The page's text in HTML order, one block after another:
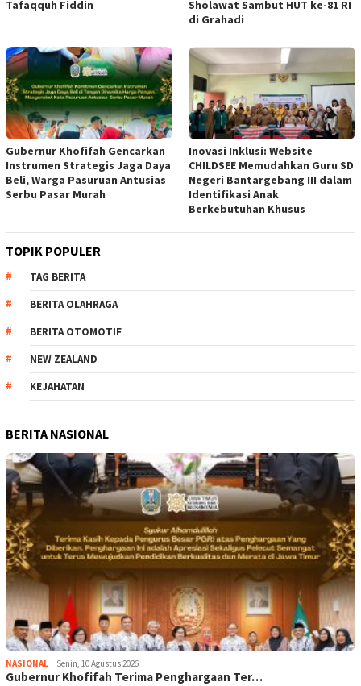
Tafaqquh Fiddin
Sholawat Sambut HUT ke-81 RI
di Grahadi
Gubernur Khofifah Gencarkan
Instrumen Strategis Jaga Daya
Beli, Warga Pasuruan Antusias
Serbu Pasar Murah
Inovasi Inklusi: Website
CHILDSEE Memudahkan Guru SD
Negeri Bantargebang III dalam
Identifikasi Anak
Berkebutuhan Khusus
TOPIK POPULER
TAG BERITA
BERITA OLAHRAGA
BERITA OTOMOTIF
NEW ZEALAND
KEJAHATAN
BERITA NASIONAL
NASIONAL Senin, 10 Agustus 2026
Gubernur Khofifah Terima Penghargaan Ter…